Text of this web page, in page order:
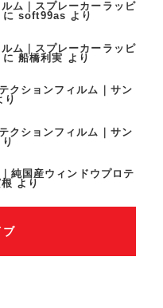
ム｜スプレーカーラッピ
にsoft99as より
ム｜スプレーカーラッピ
に船橋利実 より
クションフィルム｜サン
り
クションフィルム｜サン
純国産ウィンドウプロテ
より
ブ